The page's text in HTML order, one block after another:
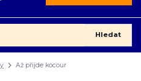
Hledat
Až přijde kocour